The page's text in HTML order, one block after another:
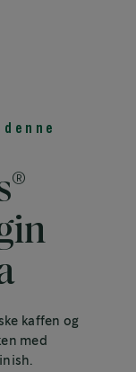
®
kaffen og
med